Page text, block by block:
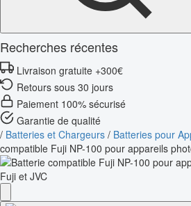
Recherches récentes
Livraison gratuite +300€
Retours sous 30 jours
Paiement 100% sécurisé
Garantie de qualité
/ Batteries et Chargeurs / Batteries pour
compatible Fuji NP-100 pour appareils